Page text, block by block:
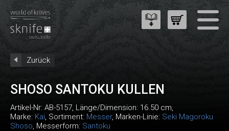
Zurück
SHOSO SANTOKU KULLEN
Artikel-Nr: AB-5157, Länge/Dimension: 16.50 cm,
Marke: Kai, Sortiment: Messer, Marken-Linie: Seki Magoroku
Shoso, Messerform: Santoku